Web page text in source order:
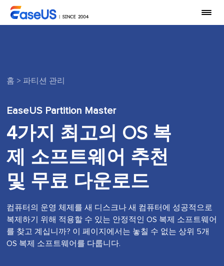
홈 > 파티션 관리
EaseUS Partition Master
4가지 최고의 OS 복
제 소프트웨어 추천
및 무료 다운로드
컴퓨터의 운영 체제를 새 디스크나 새 컴퓨터에 성공적으로
복제하기 위해 적용할 수 있는 안정적인 OS 복제 소프트웨어
를 찾고 계십니까? 이 페이지에서는 놓칠 수 없는 상위 5개
OS 복제 소프트웨어를 다룹니다.